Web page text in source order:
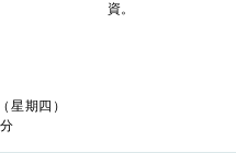
資。
星期四）